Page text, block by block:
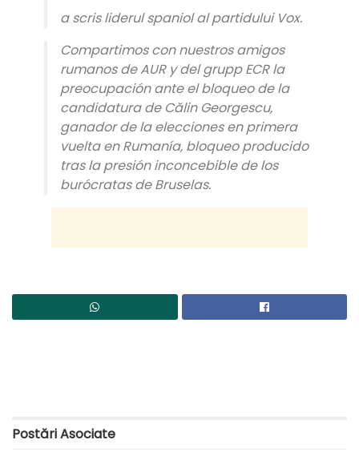
a scris liderul spaniol al partidului Vox.
Compartimos con nuestros amigos
rumanos de AUR y del grupp ECR la
preocupación ante el bloqueo de la
candidatura de Călin Georgescu,
ganador de la elecciones en primera
vuelta en Rumanía, bloqueo producido
tras la presión inconcebible de los
burócratas de Bruselas.
PostăriAsociate